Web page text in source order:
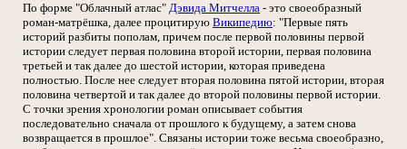
По форме "Облачный атлас" Дэвида Митчелла - это своеобразный
роман-матрёшка, далее процитирую Википедию: "Первые пять
историй разбиты пополам, причем после первой половины первой
истории следует первая половина второй истории, первая половина
третьей и так далее до шестой истории, которая приведена
полностью. После нее следует вторая половина пятой истории, вторая
половина четвертой и так далее до второй половины первой истории.
С точки зрения хронологии роман описывает события
последовательно сначала от прошлого к будущему, а затем снова
возвращается в прошлое". Связаны истории тоже весьма своеобразно,